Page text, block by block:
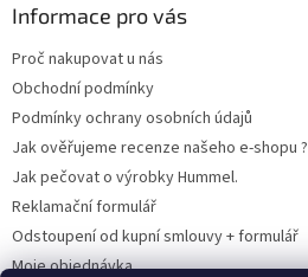
Informace pro vás
Proč nakupovat u nás
Obchodní podmínky
Podmínky ochrany osobních údajů
Jak ověřujeme recenze našeho e-shopu ?
Jak pečovat o výrobky Hummel.
Reklamační formulář
Odstoupení od kupní smlouvy + formulář
Moje objednávka